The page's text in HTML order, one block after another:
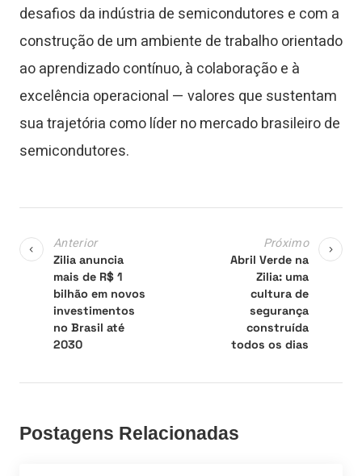
desafios da indústria de semicondutores e com a
construção de um ambiente de trabalho orientado
ao aprendizado contínuo, à colaboração e à
excelência operacional — valores que sustentam
sua trajetória como líder no mercado brasileiro de
semicondutores.
Anterior
Zilia anuncia
mais de R$ 1
bilhão em novos
investimentos
no Brasil até
2030
Próximo
Abril Verde na
Zilia: uma
cultura de
segurança
construída
todos os dias
Postagens Relacionadas